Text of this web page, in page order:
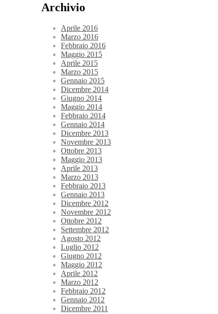
Archivio
Aprile 2016
Marzo 2016
Febbraio 2016
Maggio 2015
Aprile 2015
Marzo 2015
Gennaio 2015
Dicembre 2014
Giugno 2014
Maggio 2014
Febbraio 2014
Gennaio 2014
Dicembre 2013
Novembre 2013
Ottobre 2013
Maggio 2013
Aprile 2013
Marzo 2013
Febbraio 2013
Gennaio 2013
Dicembre 2012
Novembre 2012
Ottobre 2012
Settembre 2012
Agosto 2012
Luglio 2012
Giugno 2012
Maggio 2012
Aprile 2012
Marzo 2012
Febbraio 2012
Gennaio 2012
Dicembre 2011